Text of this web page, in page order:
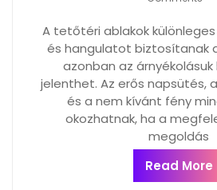
A tetőtéri ablakok
és hangulatot biztosítanak
azonban az árnyékolásuk
jelenthet. Az erős napsütés,
és a nem kívánt fény
okozhatnak, ha a
megoldás
Read More